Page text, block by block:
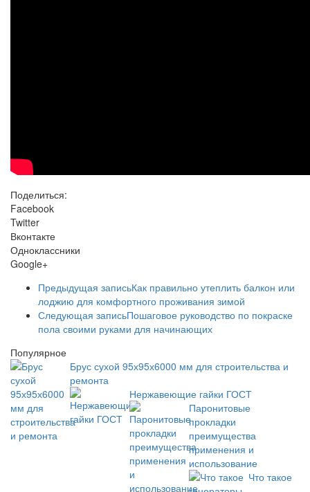
Поделиться:
Facebook
Twitter
Вконтакте
Одноклассники
Google+
Предыдущая записьКак правильно утеплить балкон или
лоджию для комфортного проживания зимой
Следующая записьПошаговое руководство по покраске
пола своими руками для начинающих
Популярное
Брус сухой 95х95х6000 мм для строительства и
ремонта
Нержавеющие гайки ГОСТ
Паронитовые
прокладки
преимущества
применения и
использование
Что такое